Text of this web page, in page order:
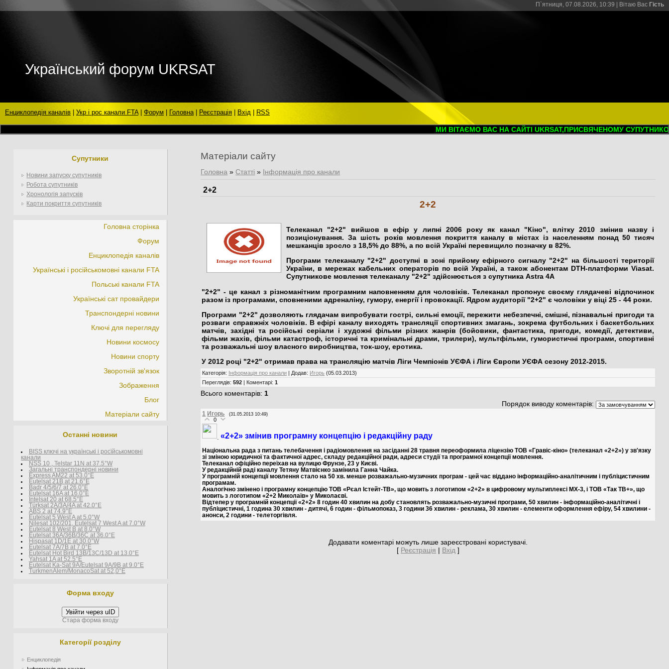
П`ятниця, 07.08.2026, 10:39 | Вітаю Вас Гість
Український форум UKRSAT
Енциклопедія каналів Укр і рос канали FTA| Форум Головна| Реєстрація Вхід RSS
МИ ВІТАЄМО ВАС НА САЙТІ UKRSAT,ПРИСВЯЧЕНОМУ
Супутники
Новини запуску супутників
Робота супутників
Хронологія запусків
Карти покриття супутників
Головна сторінка
Форум
Енциклопедія каналів
Українські і російськомовні канали FTA
Польські канали FTA
Українські сат провайдери
Транспондерні новини
Ключі для перегляду
Новини космосу
Новини спорту
Зворотній зв'язок
Зображення
Блог
Матеріали сайту
Останні новини
BISS ключі на українські і росїйськомовні
канали
NSS 10 , Telstar 11N at 37.5°W
Загальні транспондерні новини
Express AM22 at 53.0°E
Eutelsat 21B at 21.6°E
Badr 4/5/6/7 at 26.0°E
Eutelsat 16A at 16.0°E
Intelsat 20 at 68.5°E
Türksat 2A/3A/4A at 42.0°E
ABS 2 at 74.9°E
Eutelsat 5 West A at 5.0°W
Nilesat 102/201, Eutelsat 7 West A at 7.0°W
Eutelsat 8 West В at 8.0°W
Eutelsat 36A/36B/36C at 36.0°E
Hispasat 1D/1E at 30.0°W
Eutelsat 7A/7B at 7.0°E
Eutelsat Hot Bird 13B/13C/13D at 13.0°E
Yahsat 1A at 52.5°E
Eutelsat Ka-Sat 9A/Eutelsat 9A/9B at 9.0°E
TurkmenÄlem/MonacoSat at 52,0°E
Форма входу
Увійти через uID
Стара форма входу
Категорії розділу
Енциклопедія
Матеріали сайту
Головна »Статті » Інформація про канали
2+2
2+2
Телеканал "2+2" вийшов в ефір у липні 2006 року як канал "Кіно", влітку 2010 змінив назву і
позиціонування. За шість років мовлення покриття каналу в містах із населенням понад 50 тисяч
мешканців зросло з 18,5% до 88%, а по всій Україні перевищило позначку в 82%.
Програми телеканалу "2+2" доступні в зоні прийому ефірного сигналу "2+2" на більшості території
України, в мережах кабельних операторів по всій Україні, а також абонентам DTH-платформи Viasat.
Супутникове мовлення телеканалу "2+2" здійснюється з супутника Astra 4A
"2+2" - це канал з різноманітним програмним наповненням для чоловіків. Телеканал пропонує своєму глядачеві відпочинок
разом із програмами, сповненими адреналіну, гумору, енергії і провокації. Ядром аудиторії "2+2" є чоловіки у віці 25 - 44 роки.
Програми "2+2" дозволяють глядачам випробувати гострі, сильні емоції, пережити небезпечні, смішні, пізнавальні пригоди та
розваги справжніх чоловіків. В ефірі каналу виходять трансляції спортивних змагань, зокрема футбольних і баскетбольних
матчів, західні та російські серіали і художні фільми різних жанрів (бойовики, фантастика, пригоди, комедії, детективи,
фільми жахів, фільми катастроф, історичні та кримінальні драми, трилери), мультфільми, гумористичні програми, спортивні
та розважальні шоу власного виробництва, ток-шоу, еротика.
У 2012 році "2+2" отримав права на трансляцію матчів Ліги Чемпіонів УЄФА і Ліги Європи УЄФА сезону 2012-2015.
Категорія: Інформація про канали Додав: Игорь (05.03.2013)
Переглядів:592 Коментарі:1
Всього коментарів:1
Порядок виводу коментарів:
1 Игорь (31.05.2013 10:49)
0
«2+2» змінив програмну концепцію і редакційну раду
Національна рада з питань телебачення і радіомовлення на засіданні 28 травня переоформила ліцензію ТОВ «Гравіс-кіно» (телеканал «2+2») у зв'язку
зі зміною юридичної та фактичної адрес, складу редакційної ради, адреси студії та програмної концепції мовлення.
Телеканал офіційно переїхав на вулицю Фрунзе, 23 у Києві.
У редакційній раді каналу Тетяну Матвієнко замінила Ганна Чайка.
У програмній концепції мовлення стало на 50 хв. менше розважально-музичних програм - цей час віддано інформаційно-аналітичним і публіцистичним
програмам.
Аналогічно змінено і програмну концепцію ТОВ «Рєал Істейт-ТВ», що мовить з логотипом «2+2» в цифровому мультиплексі МХ-3, і ТОВ «Так ТВ+», що
мовить з логотипом «2+2 Миколаїв» у Миколаєві.
Відтепер у програмній концепції «2+2» 8 годин 40 хвилин на добу становлять розважально-музичні програми, 50 хвилин - інформаційно-аналітичні і
публіцистичні, 1 година 30 хвилин - дитячі, 6 годин - фільмопоказ, 3 години 36 хвилин - реклама, 30 хвилин - елементи оформлення ефіру, 54 хвилини -
анонси, 2 години - телеторгівля.
Додавати коментарі можуть лише зареєстровані користувачі.
[ Реєстрація | Вхід ]